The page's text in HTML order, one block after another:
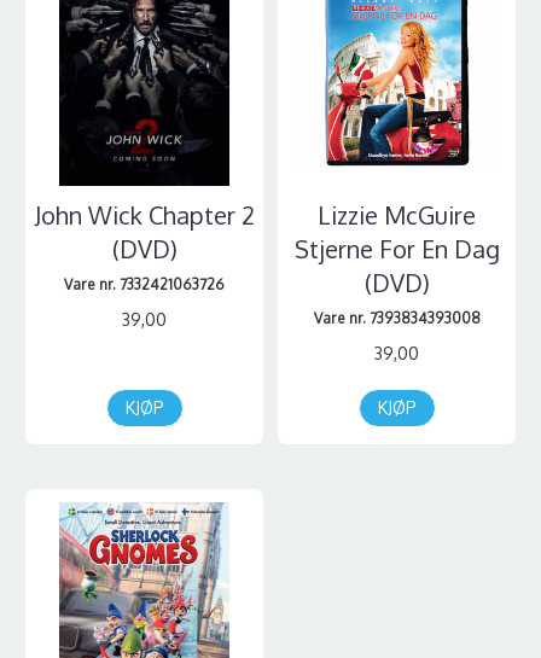
John Wick Chapter 2
(DVD)
Vare nr. 7332421063726
39,00
KJØP
Lizzie McGuire
Stjerne For En Dag
(DVD)
Vare nr. 7393834393008
39,00
KJØP